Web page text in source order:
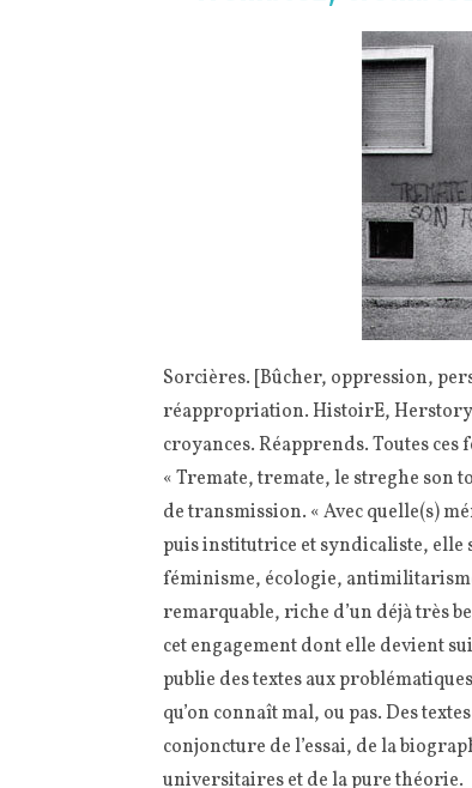
Sorcières. [Bûcher, oppression,
réappropriation. HistoirE, Herstory
croyances. Réapprends. Toutes ces
« Tremate, tremate, le streghe son
de transmission. « Avec quelle(s)
puis institutrice et syndicaliste, elle
féminisme, écologie,
remarquable, riche d’un déjà très
cet engagement dont elle devient
publie des textes aux
qu’on connaît mal, ou pas. Des
conjoncture de l’essai, de la
universitaires et de la pure théorie.